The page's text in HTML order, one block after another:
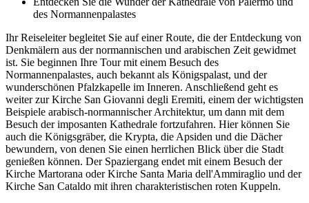
des Normannenpalastes
Ihr Reiseleiter begleitet Sie auf einer Route, die der Entdeckung von
Denkmälern aus der normannischen und arabischen Zeit gewidmet
ist. Sie beginnen Ihre Tour mit einem Besuch des
Normannenpalastes, auch bekannt als Königspalast, und der
wunderschönen Pfalzkapelle im Inneren. Anschließend geht es
weiter zur Kirche San Giovanni degli Eremiti, einem der wichtigsten
Beispiele arabisch-normannischer Architektur, um dann mit dem
Besuch der imposanten Kathedrale fortzufahren. Hier können Sie
auch die Königsgräber, die Krypta, die Apsiden und die Dächer
bewundern, von denen Sie einen herrlichen Blick über die Stadt
genießen können. Der Spaziergang endet mit einem Besuch der
Kirche Martorana oder Kirche Santa Maria dell'Ammiraglio und der
Kirche San Cataldo mit ihren charakteristischen roten Kuppeln.